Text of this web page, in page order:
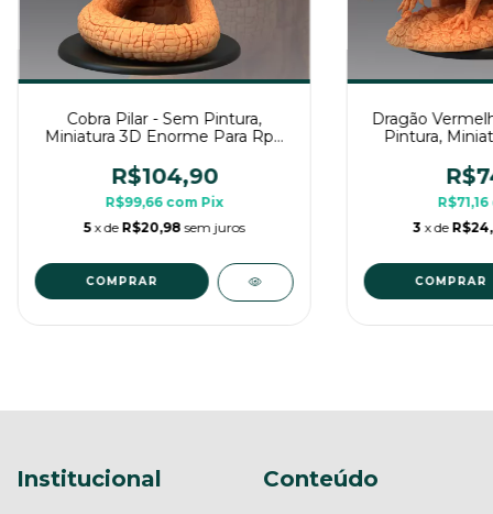
Cobra Pilar - Sem Pintura,
Miniatura 3D Enorme Para Rpg
R$104,90
R$99,66 com Pix
5 x de R$20,98 sem juros
Dragão
Pintura,
R$71,16
3 x de
Institucional Conteúdo